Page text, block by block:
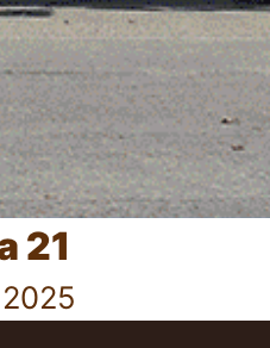
21